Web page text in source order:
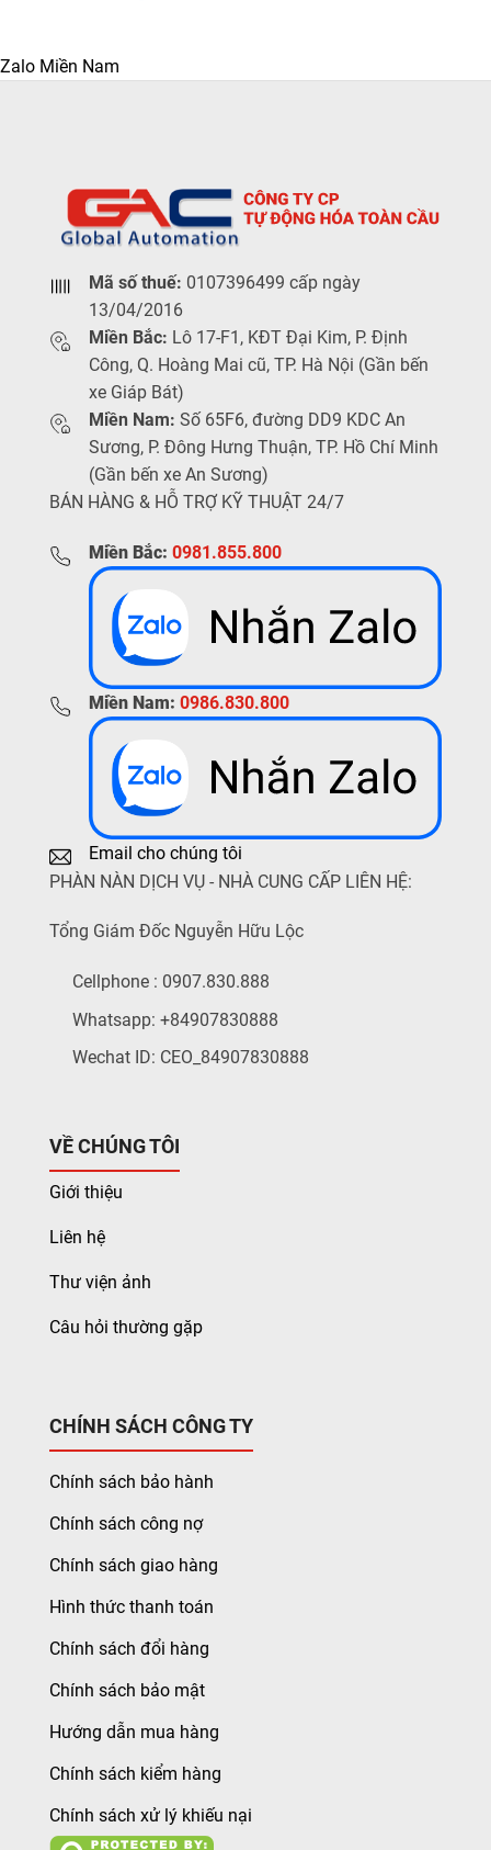
Zalo Miền Nam
Mã số thuế: 0107396499 cấp ngày
13/04/2016
Miền Bắc: Lô 17-F1, KĐT Đại Kim, P. Định
Công, Q. Hoàng Mai cũ, TP. Hà Nội (Gần bến
xe Giáp Bát)
Miền Nam: Số 65F6, đường DD9 KDC An
Sương, P. Đông Hưng Thuận, TP. Hồ Chí Minh
(Gần bến xe An Sương)
BÁN HÀNG & HỖ TRỢ KỸ THUẬT 24/7
Miền Bắc: 0981.855.800
Miền Nam: 0986.830.800
Email cho chúng tôi
PHÀN NÀN DỊCH VỤ - NHÀ CUNG CẤP LIÊN HỆ:
Tổng Giám Đốc Nguyễn Hữu Lộc
Cellphone : 0907.830.888
Whatsapp: +84907830888
Wechat ID: CEO_84907830888
VỀ CHÚNG TÔI
Giới thiệu
Liên hệ
Thư viện ảnh
Câu hỏi thường gặp
CHÍNH SÁCH CÔNG TY
Chính sách bảo hành
Chính sách công nợ
Chính sách giao hàng
Hình thức thanh toán
Chính sách đổi hàng
Chính sách bảo mật
Hướng dẫn mua hàng
Chính sách kiểm hàng
Chính sách xử lý khiếu nại